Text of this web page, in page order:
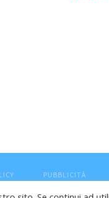
PUBBLICITÀ